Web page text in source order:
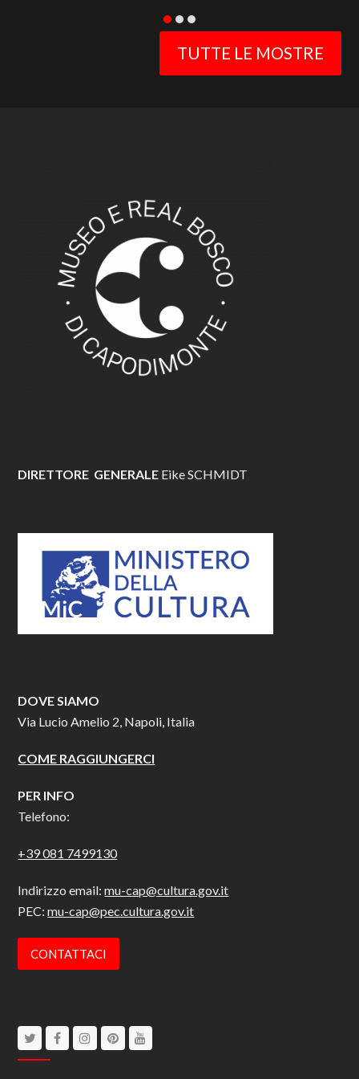
TUTTE LE MOSTRE
DIRETTORE GENERALE Eike SCHMIDT
DOVE SIAMO
Via Lucio Amelio 2, Napoli, Italia
COME RAGGIUNGERCI
PER INFO
Telefono:
+39 081 7499130
Indirizzo email:mu-cap@cultura.gov.it
PEC:mu-cap@pec.cultura.gov.it
CONTATTACI
TwitterFacebookInstagram
Pinterest